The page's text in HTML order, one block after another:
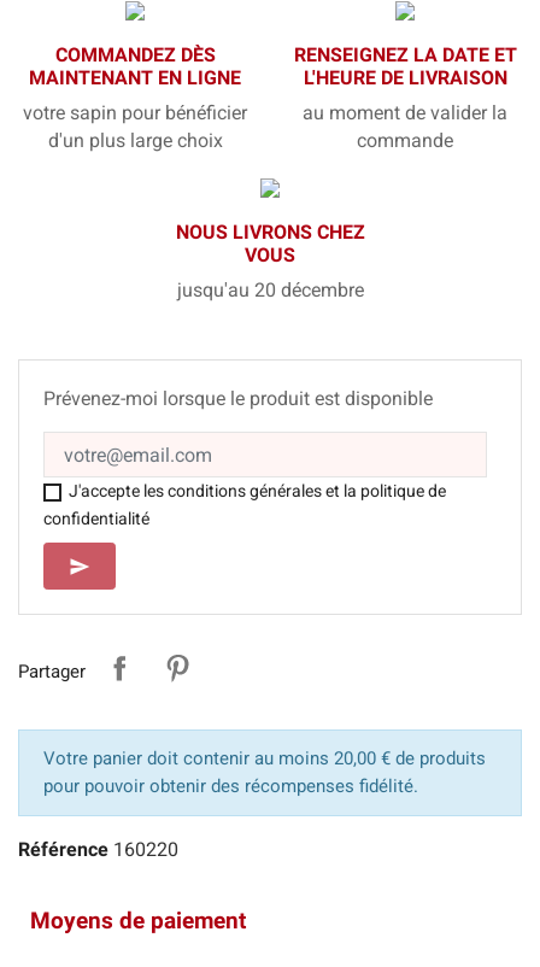
COMMANDEZ DÈS
MAINTENANT EN LIGNE
votre sapin pour bénéficier
d'un plus large choix
RENSEIGNEZ LA DATE ET
L'HEURE DE LIVRAISON
au moment de valider la
commande
NOUS LIVRONS CHEZ
VOUS
jusqu'au 20 décembre
Prévenez-moi lorsque le produit est disponible
J'accepte les conditions générales et la politique de
confidentialité
SEND
send
Partager
Votre panier doit contenir au moins 20,00 € de produits
pour pouvoir obtenir des récompenses fidélité.
Référence 160220
Moyens de paiement